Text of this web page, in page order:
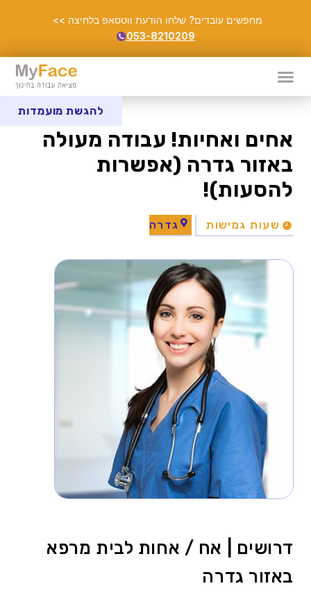
מחפשים עובדים? שלחו הודעת ווטסאפ בלחיצה >>
053-8210209
אחים ואחיות! עבודה מעולה
באזור גדרה (אפשרות
להסעות)!
שעות גמישות גדרה
להגשת מועמדות
דרושים | אח / אחות לבית מרפא
באזור גדרה